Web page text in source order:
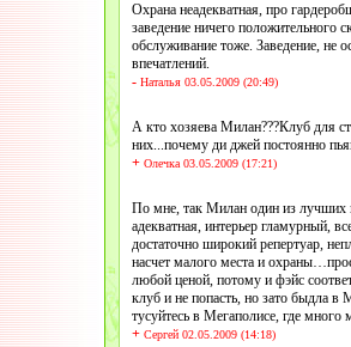
Охрана неадекватная, про
заведение ничего положительного
обслуживание тоже. Заведение, не
впечатлений.
- Наталья 03.05.2009 (20:49)
А кто хозяева Милан???Клуб для
них...почему ди джей постоянно
+ Олечка 03.05.2009 (17:21)
По мне, так Милан один из лучших
адекватная, интерьер гламурный,
достаточно широкий репертуар,
насчет малого места и
любой ценой, потому и фэйс
клуб и не попасть, но зато быдла
тусуйтесь в Мегаполисе, где
+ Сергей 02.05.2009 (14:18)